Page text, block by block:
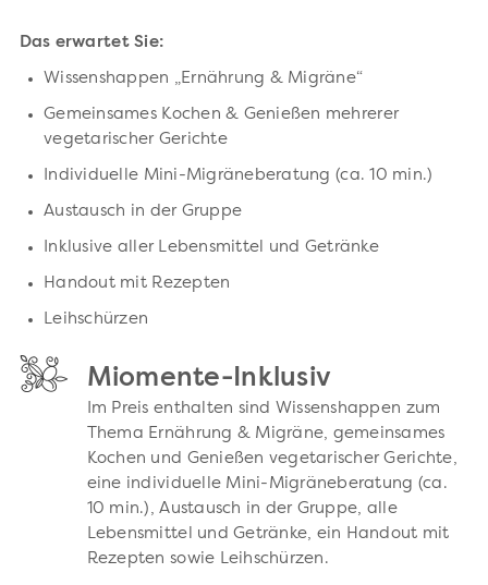
Das erwartet Sie:
Wissenshappen „Ernährung & Migräne“
Gemeinsames Kochen & Genießen mehrerer
vegetarischer Gerichte
Individuelle Mini-Migräneberatung (ca. 10 min.)
Austausch in der Gruppe
Inklusive aller Lebensmittel und Getränke
Handout mit Rezepten
Leihschürzen
Miomente-Inklusiv
Im Preis enthalten sind Wissenshappen zum
Thema Ernährung & Migräne, gemeinsames
Kochen und Genießen vegetarischer Gerichte,
eine individuelle Mini-Migräneberatung (ca.
10 min.), Austausch in der Gruppe, alle
Lebensmittel und Getränke, ein Handout mit
Rezepten sowie Leihschürzen.